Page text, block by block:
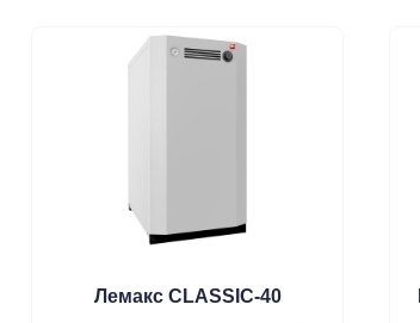
Лемакс CLASSIC-40